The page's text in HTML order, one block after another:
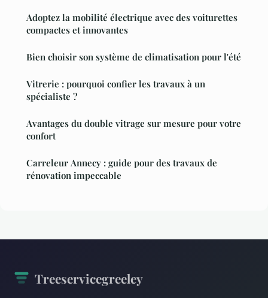
Adoptez la mobilité électrique avec des voiturettes
compactes et innovantes
Bien choisir son système de climatisation pour l'été
Vitrerie : pourquoi confier les travaux à un
spécialiste ?
Avantages du double vitrage sur mesure pour votre
confort
Carreleur Annecy : guide pour des travaux de
rénovation impeccable
Treeservicegreeley